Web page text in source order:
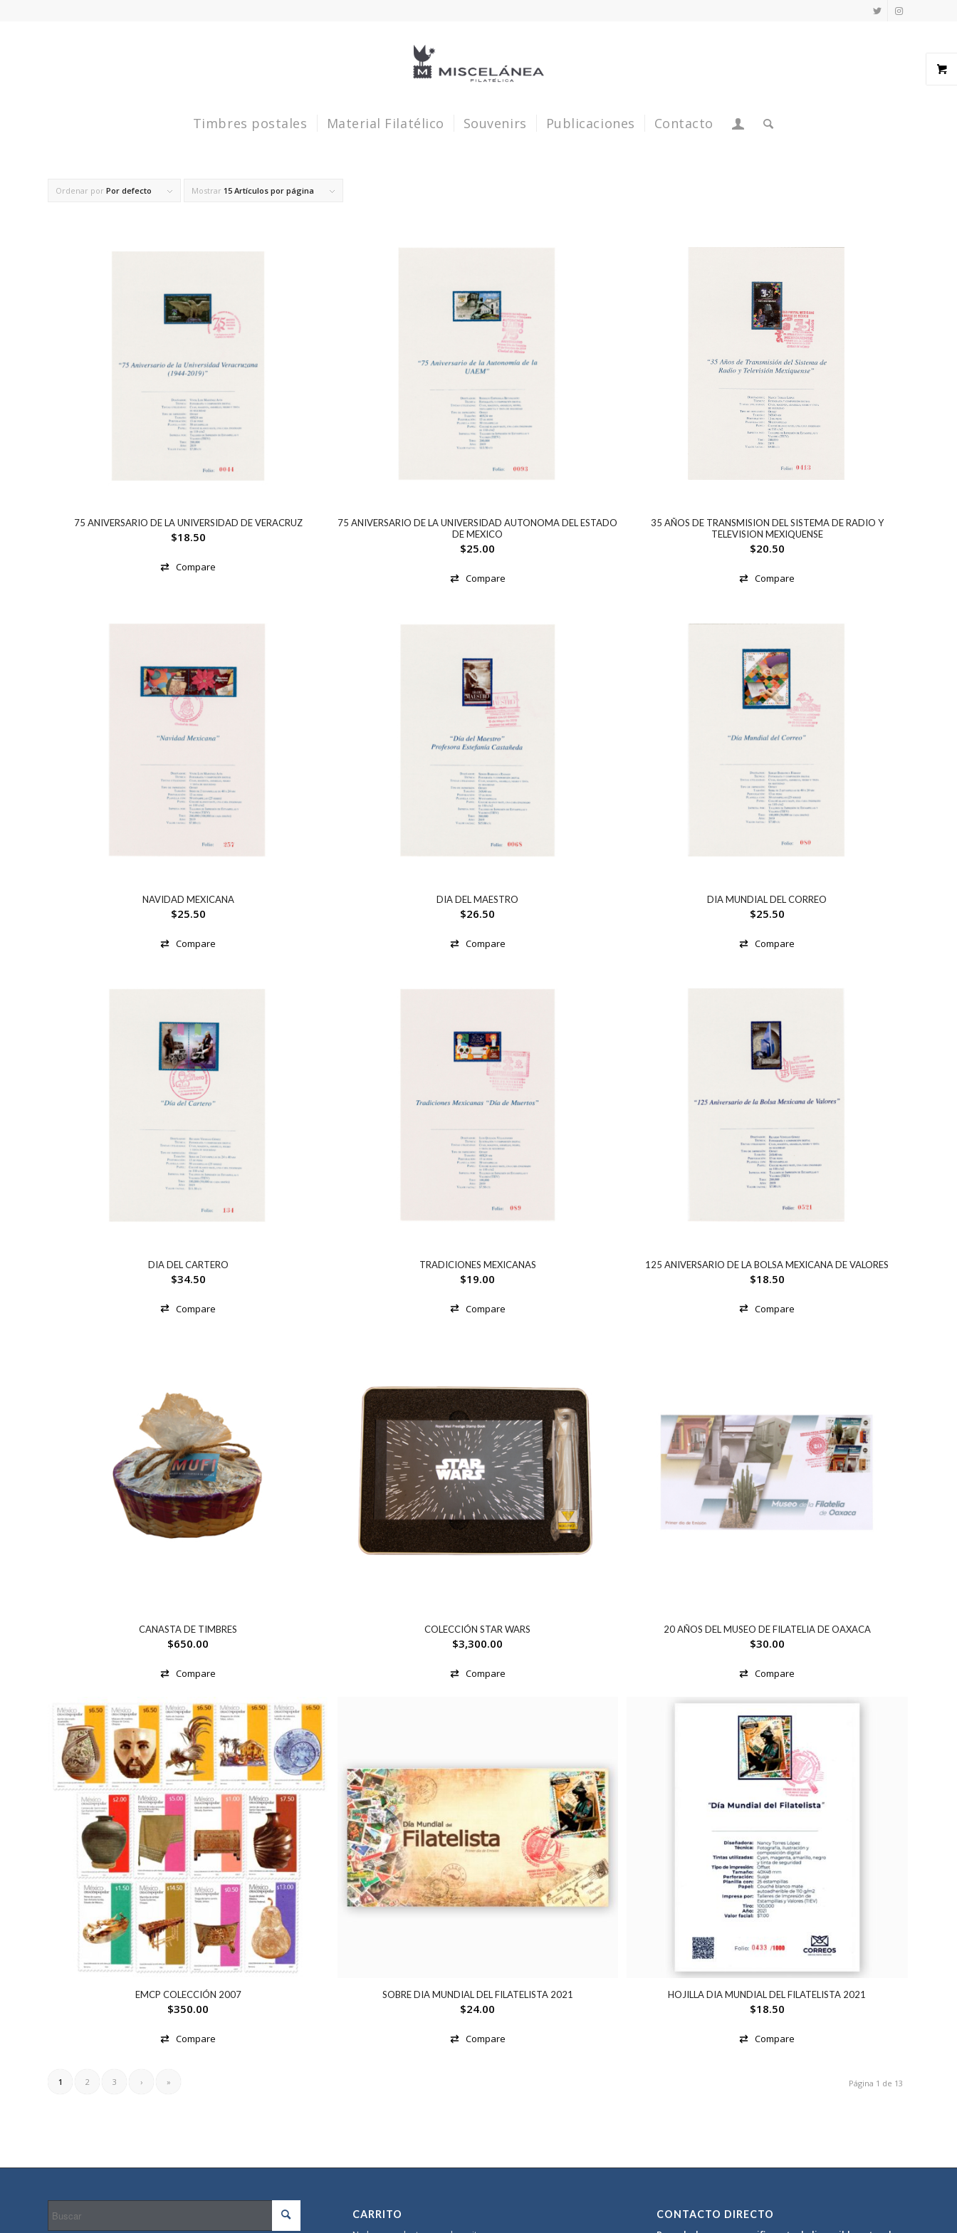
Timbres postales Material Filatélico Souvenirs Publicaciones Contacto
Ordenar por Por defecto Mostrar 15 Artículos por página
75 ANIVERSARIO DE LA UNIVERSIDAD DE VERACRUZ
$18.50
Compare
75 ANIVERSARIO DE LA UNIVERSIDAD AUTONOMA DEL ESTADO
DE MEXICO
$25.00
Compare
35 AÑOS DE TRANSMISION DEL SISTEMA DE RADIO Y
TELEVISION MEXIQUENSE
$20.50
Compare
NAVIDAD MEXICANA
$25.50
Compare
DIA DEL MAESTRO
$26.50
Compare
DIA MUNDIAL DEL CORREO
$25.50
Compare
DIA DEL CARTERO
$34.50
Compare
TRADICIONES MEXICANAS
$19.00
Compare
125 ANIVERSARIO DE LA BOLSA MEXICANA DE VALORES
$18.50
Compare
CANASTA DE TIMBRES
$650.00
Compare
COLECCIÓN STAR WARS
$3,300.00
Compare
20 AÑOS DEL MUSEO DE FILATELIA DE OAXACA
$30.00
Compare
EMCP COLECCIÓN 2007
$350.00
Compare
SOBRE DIA MUNDIAL DEL FILATELISTA 2021
$24.00
Compare
HOJILLA DIA MUNDIAL DEL FILATELISTA 2021
$18.50
Compare
Página 1 de 13
1 2 3 › »
CARRITO CONTACTO DIRECTO